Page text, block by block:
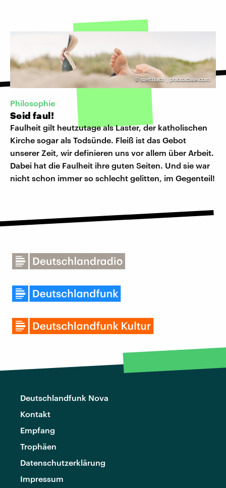
© steffflach | photocase.com
Philosophie
Seid faul!
Faulheit gilt heutzutage als Laster, der katholischen
Kirche sogar als Todsünde. Fleiß ist das Gebot
unserer Zeit, wir definieren uns vor allem über Arbeit.
Dabei hat die Faulheit ihre guten Seiten. Und sie war
nicht schon immer so schlecht gelitten, im Gegenteil!
Deutschlandfunk Nova
Kontakt
Empfang
Trophäen
Datenschutzerklärung
Impressum